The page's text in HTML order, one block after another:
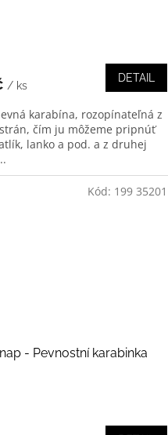
/ ks
DETAIL
karabína, rozopínateľná z
čím ju môžeme pripnúť
lanko a pod. a z druhej
- Pevnostní karabinka
Kód: 199 35201